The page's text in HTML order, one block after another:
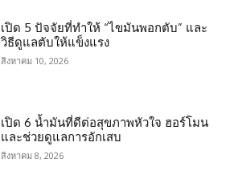
เปิด 5 ปัจจัยที่ทำให้ “ไขมันพอกตับ” และ
วิธีดูแลตับให้แข็งแรง
สิงหาคม 10, 2026
เปิด 6 น้ำมันที่ดีต่อสุขภาพหัวใจ ฮอร์โมน
และช่วยดูแลการอักเสบ
สิงหาคม 8, 2026